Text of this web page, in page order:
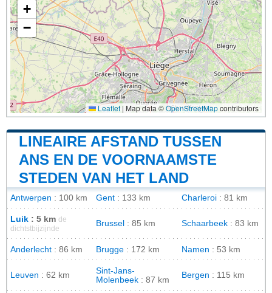
+
−
Leaflet | Map data ©OpenStreetMapcontributors
LINEAIRE AFSTAND TUSSEN
ANS EN DE VOORNAAMSTE
STEDEN VAN HET LAND
Antwerpen : 100 km Gent : 133 km Charleroi : 81 km
Luik : 5 km de
dichtstbijzijnde
Brussel : 85 km Schaarbeek : 83 km
Anderlecht : 86 km Brugge : 172 km Namen : 53 km
Leuven : 62 km
Sint-Jans-
Molenbeek : 87 km
Bergen : 115 km